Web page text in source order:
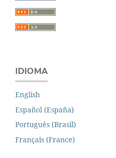
IDIOMA
English
Español (España)
Português (Brasil)
Français (France)